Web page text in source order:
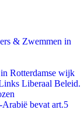
& Zwemmen in
Rotterdamse wijk
Liberaal Beleid.
bevat art.5